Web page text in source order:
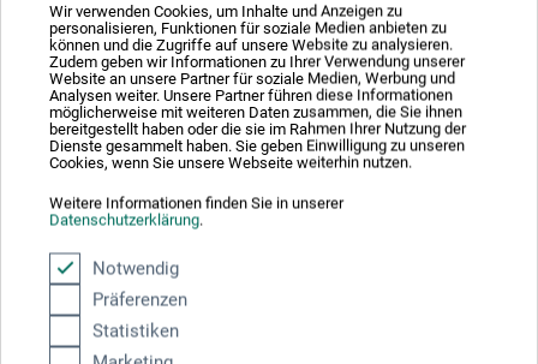
Wir verwenden Cookies, um Inhalte und Anzeigen zu
personalisieren, Funktionen für soziale Medien anbieten zu
können und die Zugriffe auf unsere Website zu analysieren.
Zudem geben wir Informationen zu Ihrer Verwendung unserer
Website an unsere Partner für soziale Medien, Werbung und
Analysen weiter. Unsere Partner führen diese Informationen
möglicherweise mit weiteren Daten zusammen, die Sie ihnen
bereitgestellt haben oder die sie im Rahmen Ihrer Nutzung der
Dienste gesammelt haben. Sie geben Einwilligung zu unseren
Cookies, wenn Sie unsere Webseite weiterhin nutzen.
Weitere Informationen finden Sie in unserer
Datenschutzerklärung.
Notwendig
Präferenzen
Statistiken
11.03.2024
It is great!
Produkt: boesner Bambus Tischstaffel. 1 - 75x32cm
verifizierter Kauf
It is great! Lightweight and compact but solid and sturdy. I
love it.